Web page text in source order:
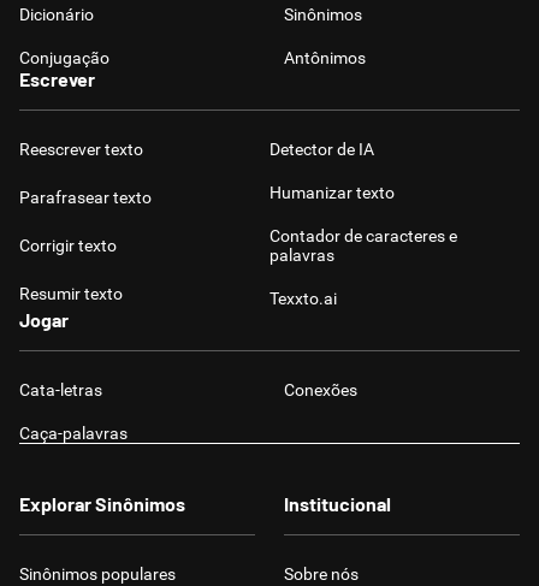
Dicionário Sinônimos
Conjugação Antônimos
Escrever
Reescrever texto
Parafrasear texto
Corrigir texto
Resumir texto
Detector de IA
Humanizar texto
Contador de caracteres e
palavras
Texxto.ai
Jogar
Cata-letras Conexões
Caça-palavras
Explorar Sinônimos
Sinônimos populares
Institucional
Sobre nós